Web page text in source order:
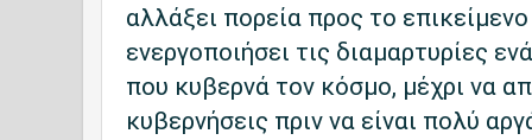
αλλάξει πορεία προς το
ενεργοποιήσει τις διαμαρτυρίες
που κυβερνά τον κόσμο, μέχρι να
κυβερνήσεις πριν να είναι πολύ